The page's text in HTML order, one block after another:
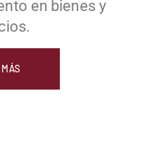
en bienes y